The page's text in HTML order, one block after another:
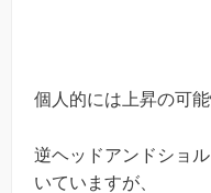
個人的には上昇の可
逆ヘッドアンドショ
いていますが、